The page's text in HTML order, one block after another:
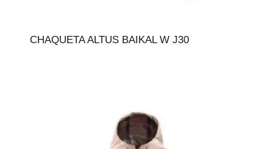
CHAQUETA ALTUS BAIKAL W J30